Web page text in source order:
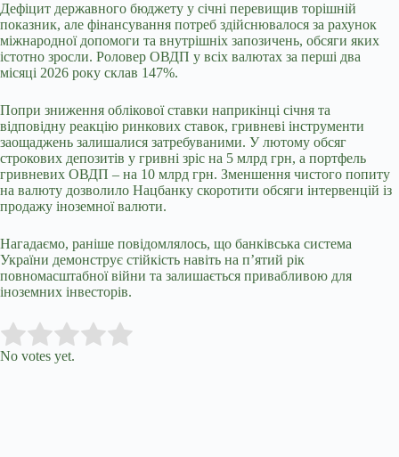
Дефіцит державного бюджету у січні перевищив торішній
показник, але фінансування потреб здійснювалося за рахунок
міжнародної допомоги та внутрішніх запозичень, обсяги яких
істотно зросли. Роловер ОВДП у всіх валютах за перші два
місяці 2026 року склав 147%.
Попри зниження облікової ставки наприкінці січня та
відповідну реакцію ринкових ставок, гривневі інструменти
заощаджень залишалися затребуваними. У лютому обсяг
строкових депозитів у гривні зріс на 5 млрд грн, а портфель
гривневих ОВДП – на 10 млрд грн. Зменшення чистого попиту
на валюту дозволило Нацбанку скоротити обсяги інтервенцій із
продажу іноземної валюти.
Нагадаємо, раніше повідомлялось, що банківська система
України демонструє стійкість навіть на п’ятий рік
повномасштабної війни та залишається привабливою для
іноземних інвесторів.
Rate this item:
No votes yet.